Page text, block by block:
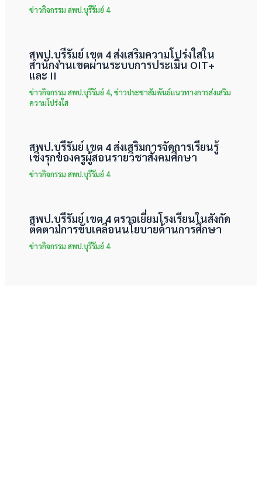
ข่าวกิจกรรม สพป.บุรีรัมย์ 4
สพป.บุรีรัมย์ เขต 4 ส่งเสริมความโปร่งใสใน
สำนักงานเขตผ่านระบบการประเมิน OIT+
และ II
ข่าวกิจกรรม สพป.บุรีรัมย์ 4, ข่าวประชาสัมพันธ์แนวทางการส่งเสริม
ความโปร่งใส
สพป.บุรีรัมย์ เขต 4 ส่งเสริมการจัดการเรียนรู้
เชิงรุกของครูผู้สอนรายวิชาสังคมศึกษา
ข่าวกิจกรรม สพป.บุรีรัมย์ 4
สพป.บุรีรัมย์ เขต 4 ตรวจเยี่ยมโรงเรียนในสังกัด
ติดตามการขับเคลื่อนนโยบายด้านการศึกษา
ข่าวกิจกรรม สพป.บุรีรัมย์ 4